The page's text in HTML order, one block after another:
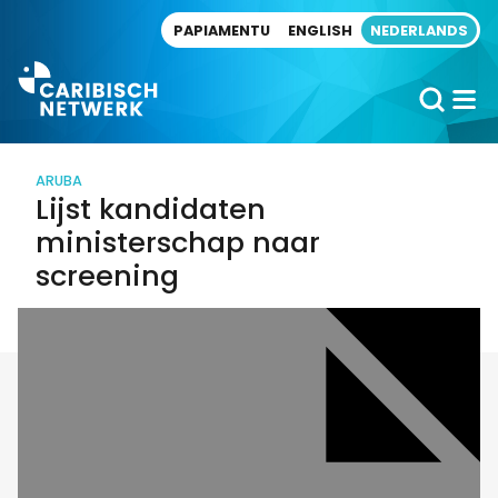
PAPIAMENTU ENGLISH NEDERLANDS
ARUBA
Lijst kandidaten
ministerschap naar
screening